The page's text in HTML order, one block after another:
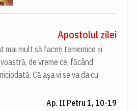
Apostolul zilei
mai mult să faceți temeinice și
de vreme ce, făcând
Că așa vi se va da cu
Ap. II Petru 1, 10-19